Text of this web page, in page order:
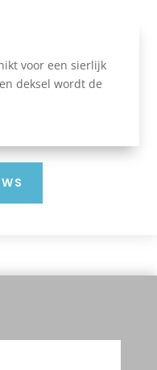
voor een sierlijk
deksel wordt de